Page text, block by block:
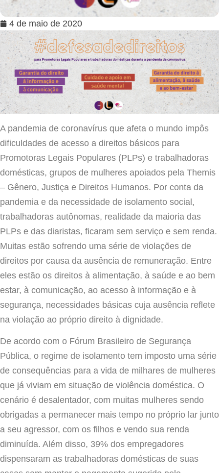
4 de maio de 2020
A pandemia de coronavírus que afeta o mundo impôs
dificuldades de acesso a direitos básicos para
Promotoras Legais Populares (PLPs) e trabalhadoras
domésticas, grupos de mulheres apoiados pela Themis
– Gênero, Justiça e Direitos Humanos. Por conta da
pandemia e da necessidade de isolamento social,
trabalhadoras autônomas, realidade da maioria das
PLPs e das diaristas, ficaram sem serviço e sem renda.
Muitas estão sofrendo uma série de violações de
direitos por causa da ausência de remuneração. Entre
eles estão os direitos à alimentação, à saúde e ao bem
estar, à comunicação, ao acesso à informação e à
segurança, necessidades básicas cuja ausência reflete
na violação ao próprio direito à dignidade.
De acordo com o Fórum Brasileiro de Segurança
Pública, o regime de isolamento tem imposto uma série
de consequências para a vida de milhares de mulheres
que já viviam em situação de violência doméstica. O
cenário é desalentador, com muitas mulheres sendo
obrigadas a permanecer mais tempo no próprio lar junto
a seu agressor, com os filhos e vendo sua renda
diminuída. Além disso, 39% dos empregadores
dispensaram as trabalhadoras domésticas de suas